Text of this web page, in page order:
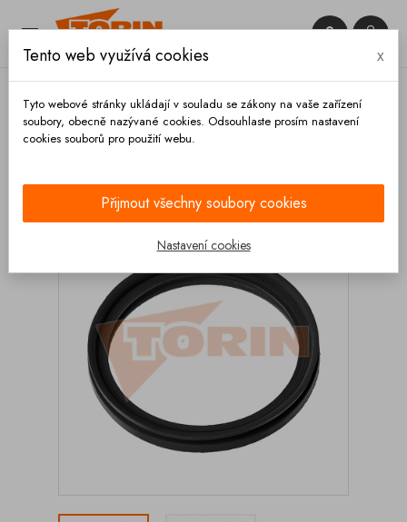
 

Tento web využívá cookies x
Tyto webové stránky ukládají v souladu se zákony na vaše zařízení
soubory, obecně nazývané cookies. Odsouhlaste prosím nastavení
cookies souborů pro použití webu.
Přijmout všechny soubory cookies
Nastavení cookies